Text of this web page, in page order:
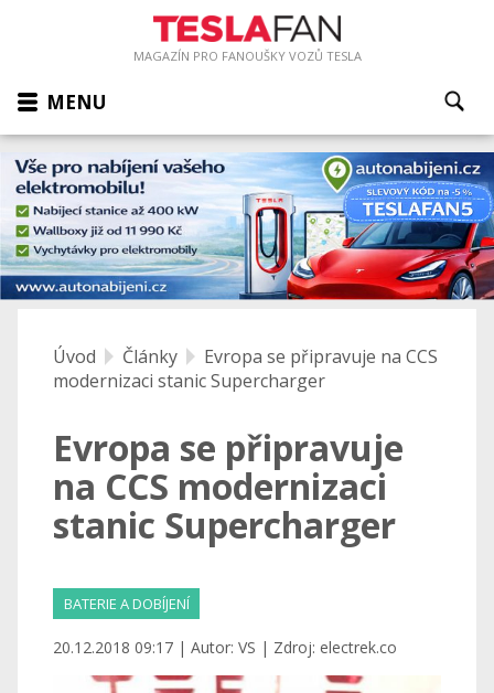
MAGAZÍN PRO FANOUŠKY VOZŮ TESLA
MENU
Úvod Články
Evropa se připravuje na CCS
modernizaci stanic Supercharger
Evropa se připravuje
na CCS modernizaci
stanic Supercharger
BATERIE A DOBÍJENÍ
20.12.2018 09:17 | Autor: VS | Zdroj: electrek.co